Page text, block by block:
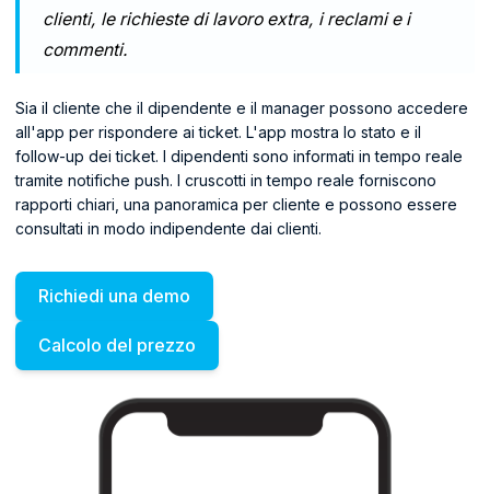
clienti, le richieste di lavoro extra, i reclami e i
commenti.
Sia il cliente che il dipendente e il manager possono accedere
all'app per rispondere ai ticket. L'app mostra lo stato e il
follow-up dei ticket. I dipendenti sono informati in tempo reale
tramite notifiche push. I cruscotti in tempo reale forniscono
rapporti chiari, una panoramica per cliente e possono essere
consultati in modo indipendente dai clienti.
Richiedi una demo
Calcolo del prezzo